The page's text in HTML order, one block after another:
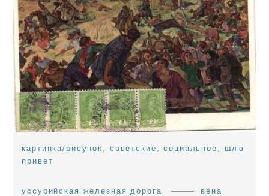
картинка/рисунок советские ,социальное
шлю
привет
уссурийская железная дорога вена